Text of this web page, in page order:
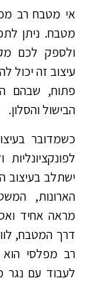
אי מטבח רב
מטבח. ניתן
ולספק לכם
עיצוב זה יכול
פתוח, שבהם
הבישול והסלון.
כשמדובר
ישתלב בעיצוב
הארונות,
מראה אחיד
דרך המטבח,
רב מפלסי
לעבוד עם נגר